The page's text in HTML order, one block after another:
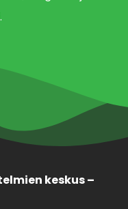
keskus –